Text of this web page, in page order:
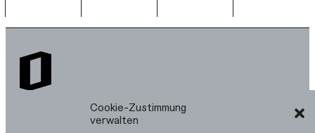
Cookie-Zustimmung
verwalten
Der Kärntner Landesbaupreis zeichnet die besten Bauten